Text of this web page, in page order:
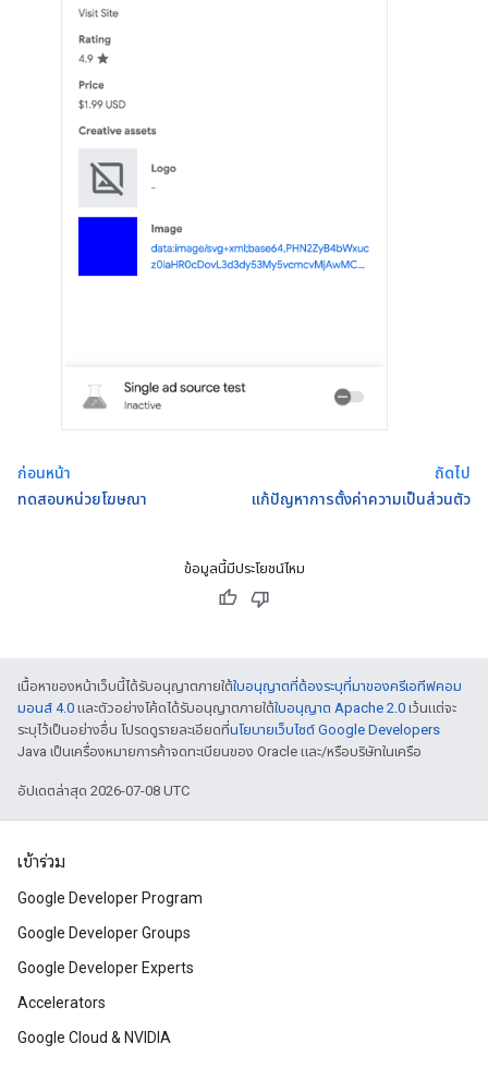
ก่อนหน้า
ทดสอบหน่วยโฆษณา
ถัดไป
แก้ปัญหาการตั้งค่าความเป็นส่วนตัว
ข้อมูลนี้มีประโยชน์ไหม
เนื้อหาของหน้าเว็บนี้ได้รับอนุญาตภายใต้ใบอนุญาตที่ต้องระบุที่มาของครีเอทีฟคอม
มอนส์ 4.0 และตัวอย่างโค้ดได้รับอนุญาตภายใต้ใบอนุญาต Apache 2.0 เว้นแต่จะ
ระบุไว้เป็นอย่างอื่น โปรดดูรายละเอียดที่นโยบายเว็บไซต์ Google Developers
Java เป็นเครื่องหมายการค้าจดทะเบียนของ Oracle และ/หรือบริษัทในเครือ
อัปเดตล่าสุด 2026-07-08 UTC
เข้าร่วม
Google Developer Program
Google Developer Groups
Google Developer Experts
Accelerators
Google Cloud & NVIDIA